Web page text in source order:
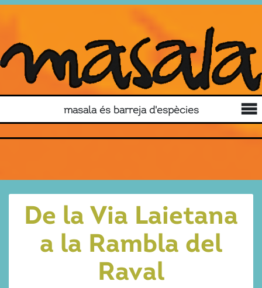
masala és barreja d'espècies
De la Via Laietana
a la Rambla del
Raval